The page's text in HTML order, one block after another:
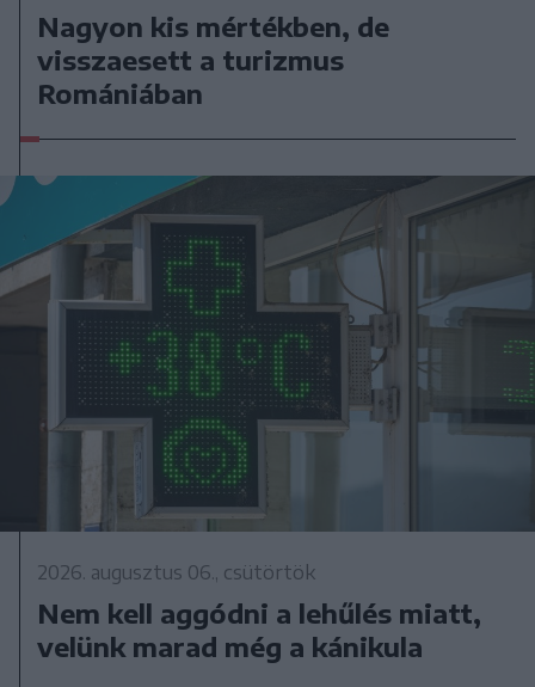
Nagyon kis mértékben, de
visszaesett a turizmus
Romániában
2026. augusztus 06., csütörtök
Nem kell aggódni a lehűlés miatt,
velünk marad még a kánikula